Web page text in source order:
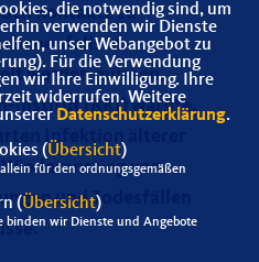
Kontakte zu
im
werden müssen.
Institut (RKI) warnte,
Infektion älterer
von
und Todesfällen
die notwendig sind, um
verwenden wir Dienste
unser Webangebot zu
Für die Verwendung
wir Ihre Einwilligung. Ihre
widerrufen. Weitere
Datenschutzerklärung.
(Übersicht)
für den ordnungsgemäßen
(Übersicht)
binden wir Dienste und Angebote